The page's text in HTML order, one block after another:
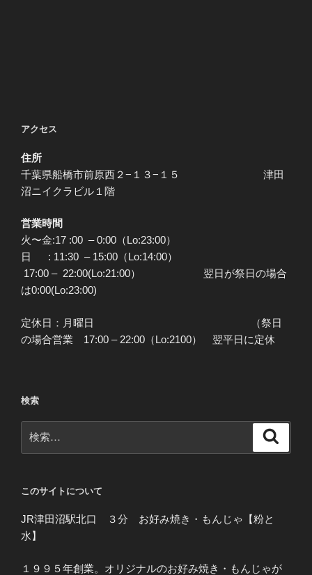
アクセス
住所
千葉県船橋市前原西２−１３−１５ 津田
沼ニイクラビル１階
営業時間
火〜金:17 :00 – 0:00（Lo:23:00）
日 : 11:30 – 15:00（Lo:14:00）
17:00 – 22:00(Lo:21:00） 翌日が祭日の場合
は0:00(Lo:23:00)
定休日：月曜日 （祭日
の場合営業 17:00 – 22:00（Lo:2100） 翌平日に定休
検索
索:
このサイトについて
JR津田沼駅北口 ３分 お好み焼き・もんじゃ【粉と
水】
１９９５年創業。オリジナルのお好み焼き・もんじゃが